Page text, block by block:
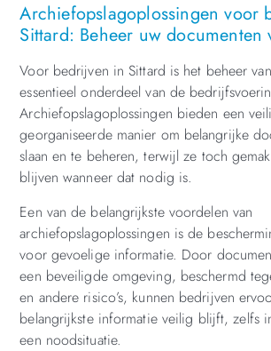
Archiefopslagoplossingen voor
Sittard: Beheer uw documenten
Voor bedrijven in Sittard is het beheer
essentieel onderdeel van de
Archiefopslagoplossingen bieden een
georganiseerde manier om belangrijke
slaan en te beheren, terwijl ze toch
blijven wanneer dat nodig is.
Een van de belangrijkste voordelen van
archiefopslagoplossingen is de
voor gevoelige informatie. Door
een beveiligde omgeving, beschermd
en andere risico’s, kunnen bedrijven
belangrijkste informatie veilig blijft, zelfs
een noodsituatie.